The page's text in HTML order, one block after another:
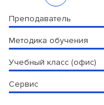
Преподаватель
Методика обучения
Учебный класс (офис)
Сервис